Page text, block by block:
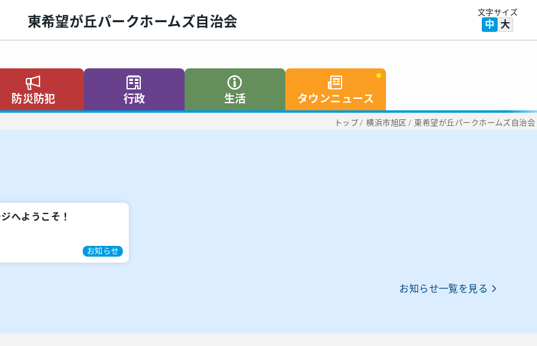
東希望が丘パークホームズ自治会
文字サイズ
中 大
防災防犯 行政 生活 タウンニュース
トップ/ 横浜市旭区 / 東希望が丘パークホームズ自治会
へようこそ！
お知らせ
お知らせ一覧を見る